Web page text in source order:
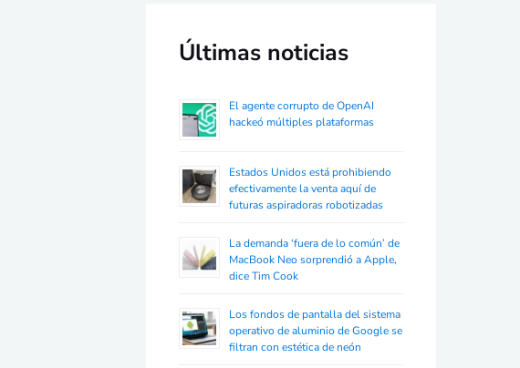
Últimas noticias
El agente corrupto de OpenAI
hackeó múltiples plataformas
Estados Unidos está prohibiendo
efectivamente la venta aquí de
futuras aspiradoras robotizadas
La demanda ‘fuera de lo común’ de
MacBook Neo sorprendió a Apple,
dice Tim Cook
Los fondos de pantalla del sistema
operativo de aluminio de Google se
filtran con estética de neón